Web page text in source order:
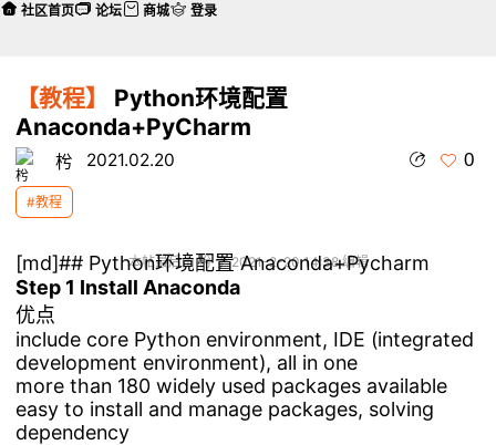
【教程】
Python环境配置
Anaconda+PyCharm
枍 2021.02.20 0
#教程
本帖最后由 枍 于 2021-2-20 14:38 编辑
[md]## Python环境配置 Anaconda+Pycharm
Step 1 Install Anaconda
优点
include core Python environment, IDE (integrated
development environment), all in one
more than 180 widely used packages available
easy to install and manage packages, solving
dependency
社区首页 论坛 商城 登录